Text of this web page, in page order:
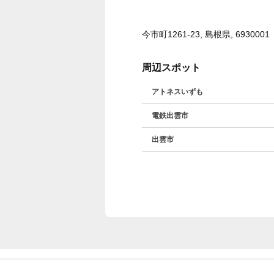
今市町1261-23, 島根県, 6930001
周辺スポット
アトネスいずも
電鉄出雲市
出雲市